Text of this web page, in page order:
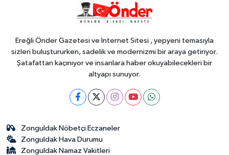
14:11Nilüfer'de Kent Rehberi ve
İmar Durumu Sorgulama yenilendi
Ereğli Önder Gazetesi ve İnternet Sitesi , yepyeni temasıyla
sizleri buluştururken, sadelik ve modernizmi bir araya getiriyor.
Şatafattan kaçınıyor ve insanlara haber okuyabilecekleri bir
altyapı sunuyor.
Zonguldak Nöbetçi Eczaneler
Zonguldak Hava Durumu
Zonguldak Namaz Vakitleri